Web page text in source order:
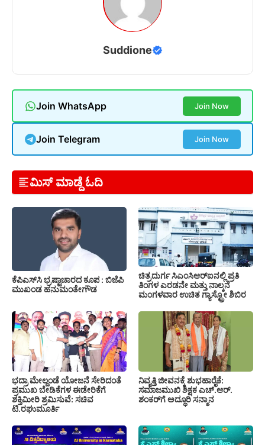
Suddione
Join WhatsApp Join Now
Join Telegram Join Now
ಮಿಸ್ ಮಾಡ್ದೆ ಓದಿ
ಕೆಪಿಎಸ್‍ಸಿ ಭ್ರಷ್ಟಾಚಾರದ ಕೂಪ : ಬಿಜೆಪಿ
ಮುಖಂಡ ಹನುಮಂತೇಗೌಡ
ಚಿತ್ರದುರ್ಗ ಸಿಎಂಸಿಆರ್‍ಐನಲ್ಲಿ ಪ್ರತಿ
ತಿಂಗಳ ಎರಡನೇ ಮತ್ತು ನಾಲ್ಕನೆ
ಮಂಗಳವಾರ ಉಚಿತ ಗ್ಯಾಸ್ಟ್ರೋ ಶಿಬಿರ
ಭದ್ರಾ ಮೇಲ್ದಂಡೆ ಯೋಜನೆ ಸೇರಿದಂತೆ
ಪ್ರಮುಖ ಬೇಡಿಕೆಗಳ ಈಡೇರಿಕೆಗೆ
ಶಕ್ತಿಮೀರಿ ಶ್ರಮಿಸುವೆ: ಸಚಿವ
ಟಿ.ರಘುಮೂರ್ತಿ
ನಿವೃತ್ತಿ ಜೀವನಕ್ಕೆ ಶುಭಹಾರೈಕೆ:
ಸಮಾಜಮುಖಿ ಶಿಕ್ಷಕ ಎಚ್.ಆರ್.
ಶಂಕರ್‌ಗೆ ಅದ್ಧೂರಿ ಸನ್ಮಾನ